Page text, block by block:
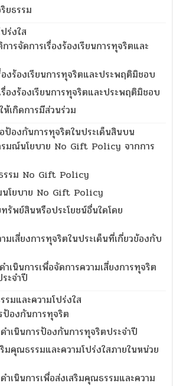
ยธรรม
ร่งใส
รจัดการเรื่องร้องเรียนการทุจริตและ
งร้องเรียนการทุจริตและประพฤติมิชอบ
องร้องเรียนการทุจริตและประพฤติมิชอบ
ห้เกิดการมีส่วนร่วม
ป้องกันการทุจริตในประเด็นสินบน
รมณ์นโยบาย No Gift Policy จากการ
รรม No Gift Policy
นโยบาย No Gift Policy
รัพย์สินหรือประโยชน์อื่นใดโดย
มเสี่ยงการทุจริตในประเด็นที่เกี่ยวข้องกับ
เนินการเพื่อจัดการความเสี่ยงการทุจริต
ะจำปี
มและความโปร่งใส
องกันการทุจริต
ำเนินการป้องกันการทุจริตประจำปี
มคุณธรรมและความโปร่งใสภายในหน่วย
ำเนินการเพื่อส่งเสริมคุณธรรมและความ